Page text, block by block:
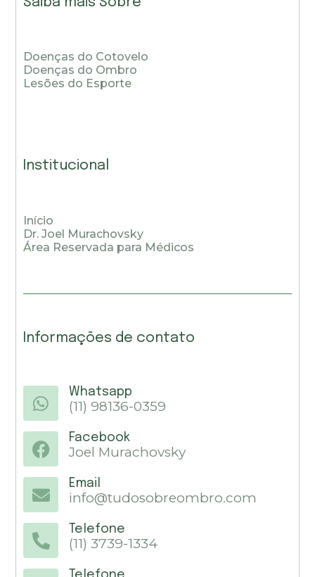
Doenças do Cotovelo
Doenças do Ombro
Lesões do Esporte
Institucional
Início
Dr. Joel Murachovsky
Área Reservada para Médicos
Informações de contato
Whatsapp
(11) 98136-0359
Facebook
Joel Murachovsky
Email
info@tudosobreombro.com
Telefone
(11) 3739-1334